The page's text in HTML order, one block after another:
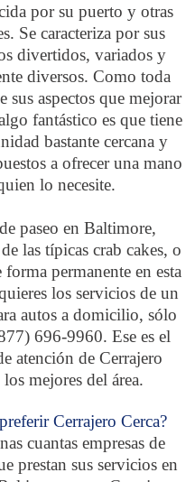
por su puerto y otras
Se caracteriza por sus
divertidos, variados y
diversos. Como toda
sus aspectos que mejorar
fantástico es que tiene
bastante cercana y
a ofrecer una mano
lo necesite.
paseo en Baltimore,
las típicas crab cakes, o
forma permanente en esta
los servicios de un
autos a domicilio, sólo
696-9960. Ese es el
atención de Cerrajero
los mejores del área.
Cerrajero Cerca?
cuantas empresas de
prestan sus servicios en